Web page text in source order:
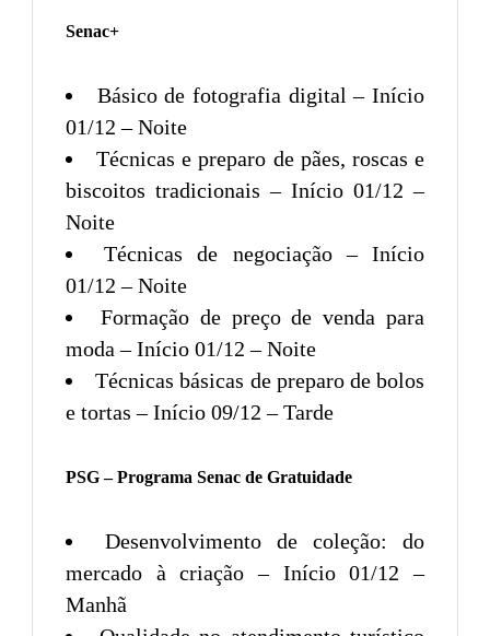
Senac+
Básico de fotografia digital – Início
01/12 – Noite
Técnicas e preparo de pães, roscas e
biscoitos tradicionais – Início 01/12 –
Noite
Técnicas de negociação – Início
01/12 – Noite
Formação de preço de venda para
moda – Início 01/12 – Noite
Técnicas básicas de preparo de bolos
e tortas – Início 09/12 – Tarde
PSG – Programa Senac de Gratuidade
Desenvolvimento de coleção: do
mercado à criação – Início 01/12 –
Manhã